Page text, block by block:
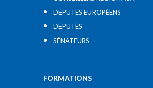
DÉPUTÉS EUROPÉENS
DÉPUTÉS
SÉNATEURS
FORMATIONS